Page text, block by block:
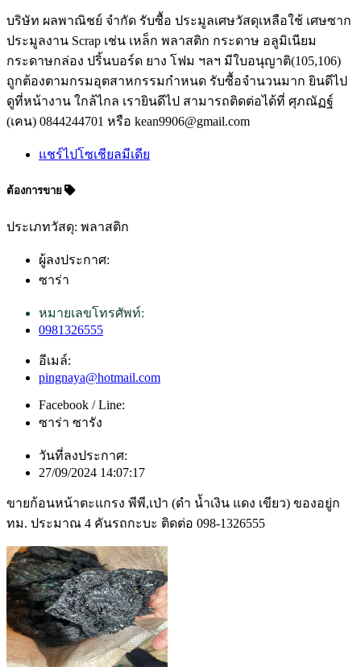
บริษัท ผลพาณิชย์ จำกัด รับซื้อ ประมูลเศษวัสดุเหลือใช้ เศษซาก
ประมูลงาน Scrap เช่น เหล็ก พลาสติก กระดาษ อลูมิเนียม
กระดาษกล่อง ปริ้นบอร์ด ยาง โฟม ฯลฯ มีใบอนุญาติ(105,106)
ถูกต้องตามกรมอุตสาหกรรมกำหนด รับซื้อจำนวนมาก ยินดีไป
ดูที่หน้างาน ใกล้ไกล เรายินดีไป สามารถติดต่อได้ที่ ศุภณัฏฐ์
(เคน) 0844244701 หรือ kean9906@gmail.com
แชร์ไปโซเชียลมีเดีย
ต้องการขาย
ประเภทวัสดุ: พลาสติก
ผู้ลงประกาศ:
ซาร่า
หมายเลขโทรศัพท์:
0981326555
อีเมล์:
pingnaya@hotmail.com
Facebook / Line:
ซาร่า ซารัง
วันที่ลงประกาศ:
27/09/2024 14:07:17
ขายก้อนหน้าตะแกรง พีพี,เป่า (ดำ น้ำเงิน แดง เขียว) ของอยู่ก
ทม. ประมาณ 4 คันรถกะบะ ติดต่อ 098-1326555